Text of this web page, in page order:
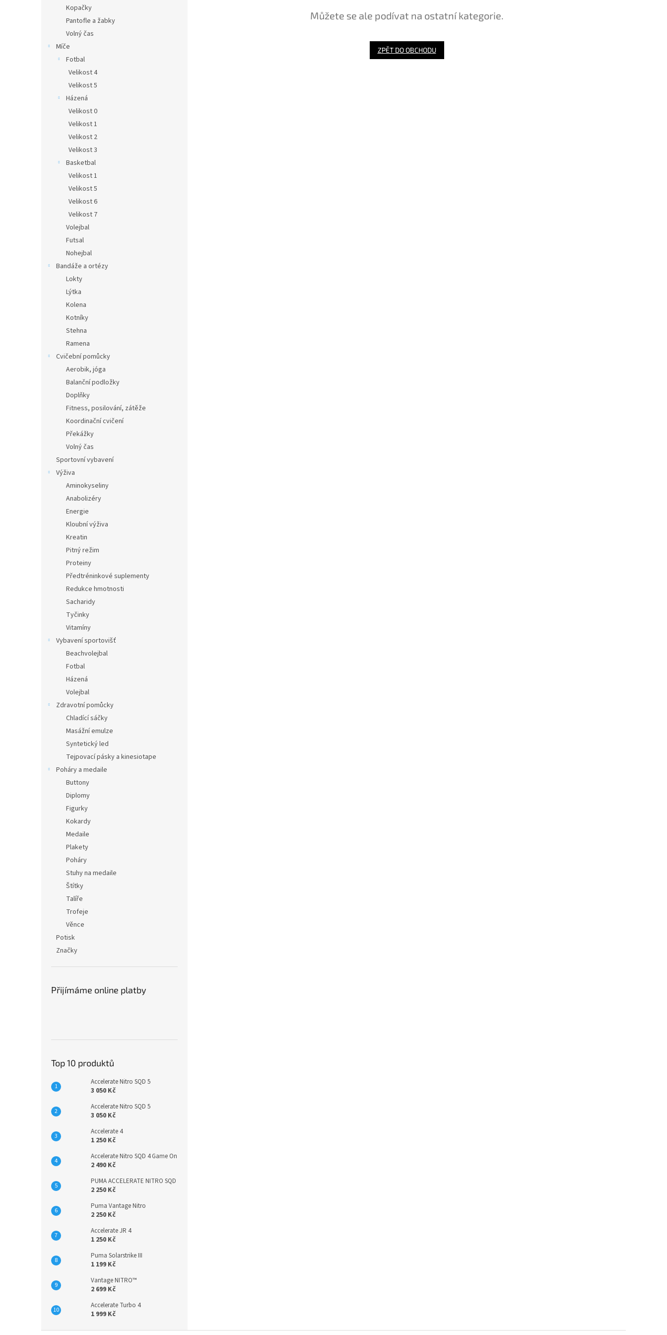
Kopačky
Pantofle a žabky
Volný čas
Míče
Fotbal
Velikost 4
Velikost 5
Házená
Velikost 0
Velikost 1
Velikost 2
Velikost 3
Basketbal
Velikost 1
Velikost 5
Velikost 6
Velikost 7
Volejbal
Futsal
Nohejbal
Bandáže a ortézy
Lokty
Lýtka
Kolena
Kotníky
Stehna
Ramena
Cvičební pomůcky
Aerobik, jóga
Balanční podložky
Doplňky
Fitness, posilování, zátěže
Koordinační cvičení
Překážky
Volný čas
Sportovní vybavení
Výživa
Aminokyseliny
Anabolizéry
Energie
Kloubní výživa
Kreatin
Pitný režim
Proteiny
Předtréninkové suplementy
Redukce hmotnosti
Sacharidy
Tyčinky
Vitamíny
Vybavení sportovišť
Beachvolejbal
Fotbal
Házená
Volejbal
Zdravotní pomůcky
Chladící sáčky
Masážní emulze
Syntetický led
Tejpovací pásky a kinesiotape
Poháry a medaile
Buttony
Diplomy
Figurky
Kokardy
Medaile
Plakety
Poháry
Stuhy na medaile
Štítky
Talíře
Trofeje
Věnce
Potisk
Značky
Přijímáme online platby
Top 10 produktů
Accelerate Nitro SQD 5
3 050 Kč
Accelerate Nitro SQD 5
3 050 Kč
Accelerate 4
1 250 Kč
Accelerate Nitro SQD 4 Game On
2 490 Kč
PUMA ACCELERATE NITRO SQD
2 250 Kč
Puma Vantage Nitro
2 250 Kč
Accelerate JR 4
1 250 Kč
Puma Solarstrike III
1 199 Kč
Vantage NITRO™
2 699 Kč
Accelerate Turbo 4
1 999 Kč
Můžete se ale podívat na ostatní kategorie.
ZPĚT DO OBCHODU